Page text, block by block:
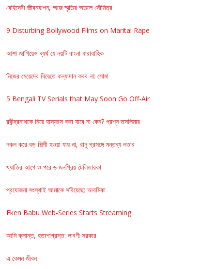
বেহিসেবী জীবনযাপন, আজ স্মৃতির অতলে সৌমিত্র
9 Disturbing Bollywood Films on Marital Rape
আশা জাগিয়েও ব্যর্থ যে নয়টি বাংলা ধারাবাহিক
নিজের মেয়েদের বিয়েতে কন্যাদান করব না: সোমা
5 Bengali TV Serials that May Soon Go Off-Air
রবীন্দ্রনাথকে নিয়ে হাস্যরস করা যাবে না কেন? প্রশ্ন তসলিমার
নকল করে বড় শিল্পী হওয়া যায় না, রানু প্রসঙ্গে মন্তব্য লতার
খ্যাতির আগে ও পরে ৬ জনপ্রিয় টেলিতারকা
প্রযোজনা সংস্থাই আমাকে সরিয়েছে: অনামিকা
Eken Babu Web-Series Starts Streaming
আমি ক্লান্ত, হতাশাগ্রস্ত: লাবণী সরকার
এ কেমন জীবন